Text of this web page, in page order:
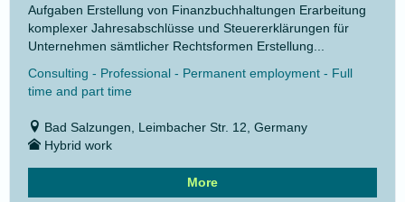
Aufgaben Erstellung von Finanzbuchhaltungen Erarbeitung
komplexer Jahresabschlüsse und Steuererklärungen für
Unternehmen sämtlicher Rechtsformen Erstellung...
Consulting - Professional - Permanent employment - Full
time and part time
Bad Salzungen, Leimbacher Str. 12, Germany
Hybrid work
More